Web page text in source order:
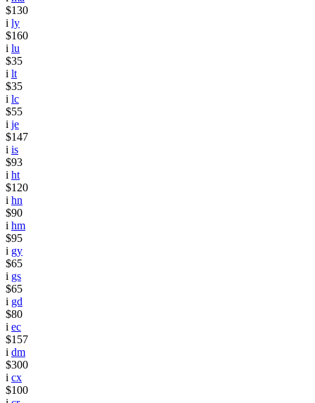
$130
i ly
$160
i lu
$35
i lt
$35
i lc
$55
i je
$147
i is
$93
i ht
$120
i hn
$90
i hm
$95
i gy
$65
i gs
$65
i gd
$80
i ec
$157
i dm
$300
i cx
$100